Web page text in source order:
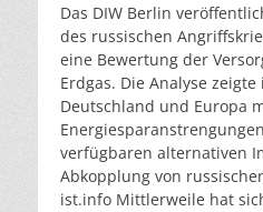
Das DIW Berlin
des russischen
eine Bewertung der
Erdgas. Die Analyse
Deutschland und Europa
verfügbaren alternativen
Abkopplung von
ist.info Mittlerweile hat